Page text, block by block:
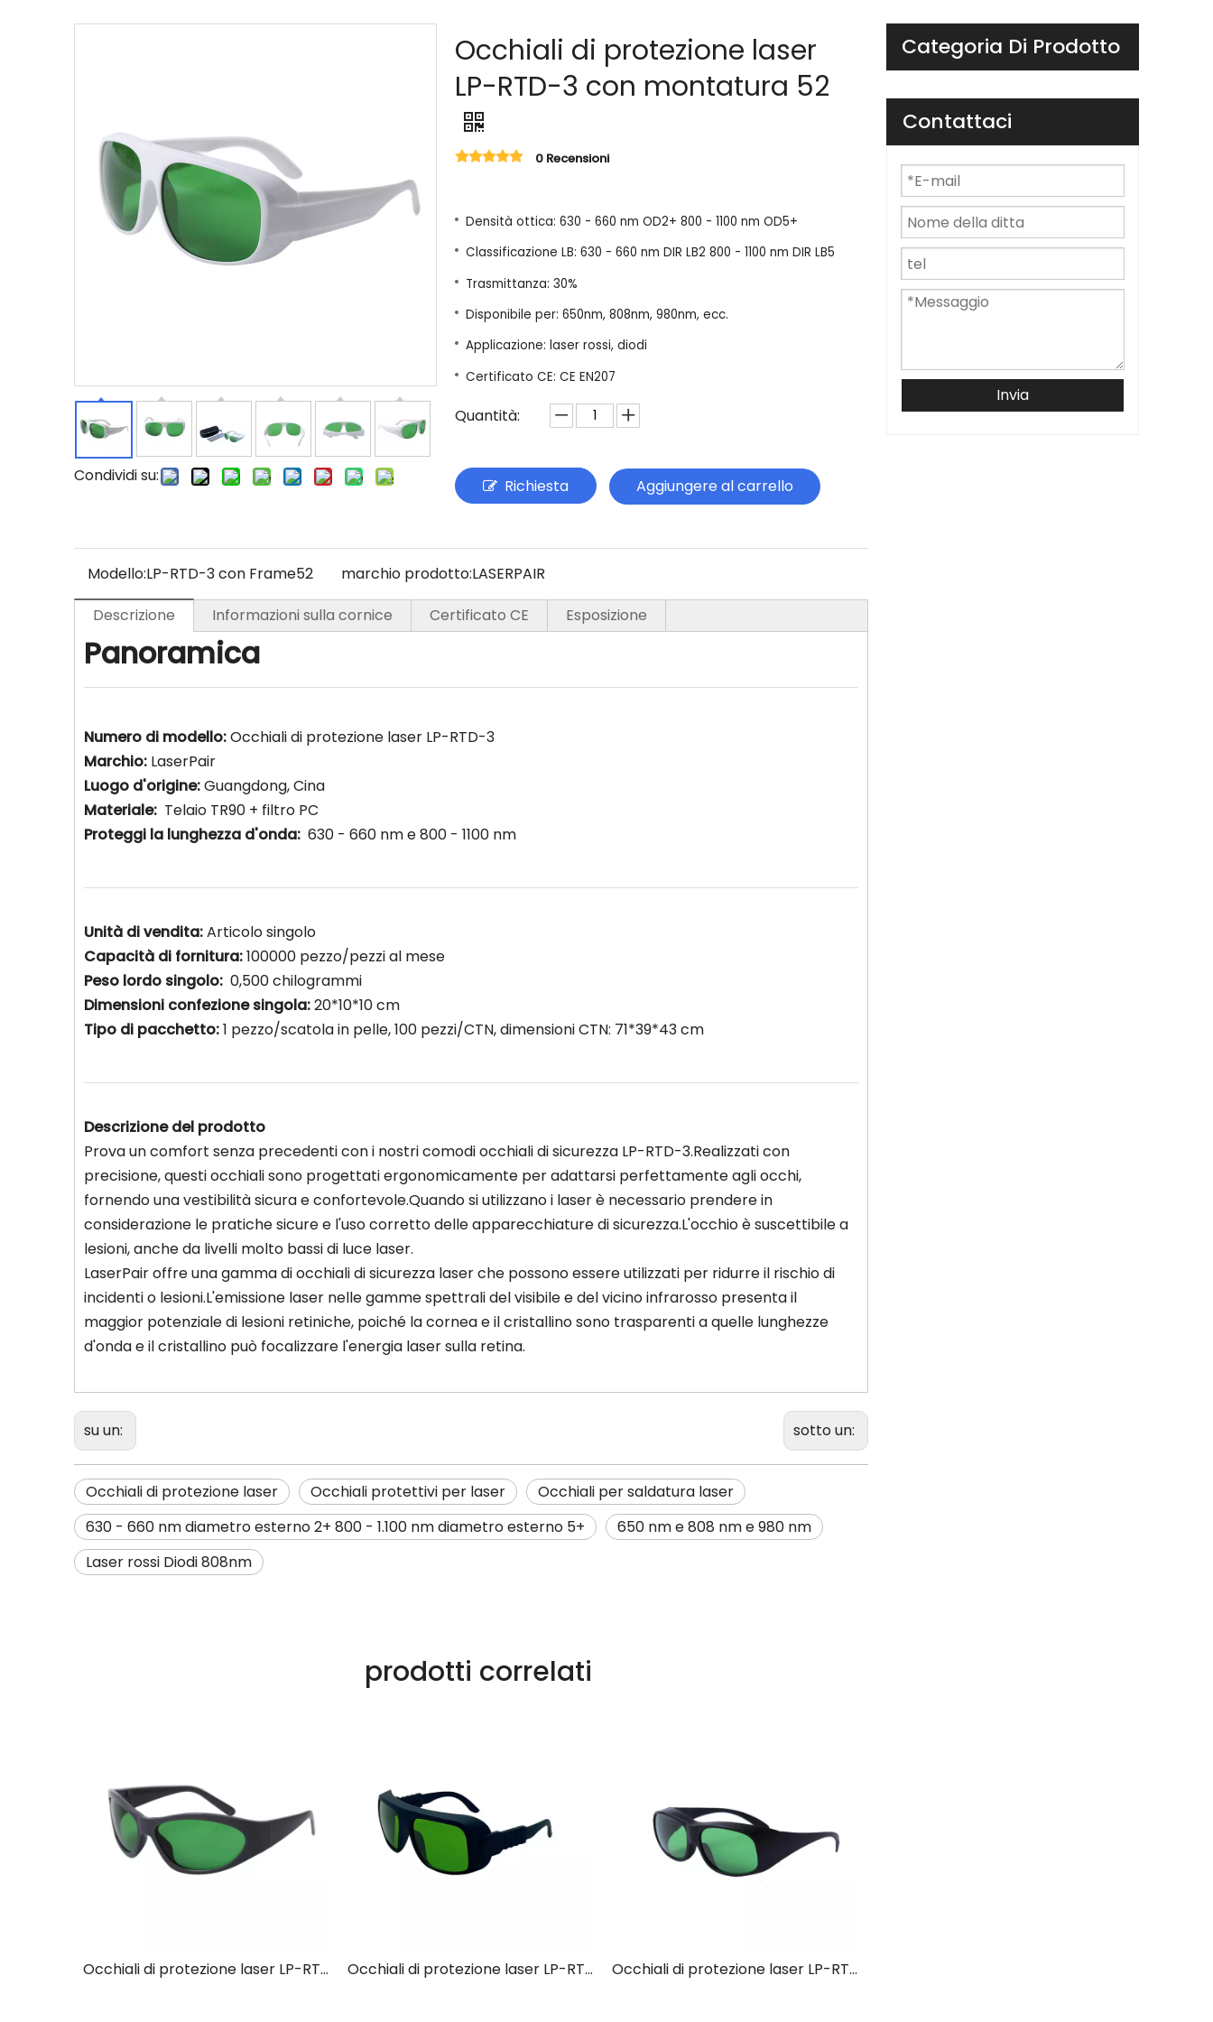
Condividi su:
Occhiali di protezione laser
LP-RTD-3 con montatura 52
0 Recensioni
Densità ottica: 630 - 660 nm OD2+ 800 - 1100 nm OD5+
Classificazione LB: 630 - 660 nm DIR LB2 800 - 1100 nm DIR LB5
Trasmittanza: 30%
Disponibile per: 650nm, 808nm, 980nm, ecc.
Applicazione: laser rossi, diodi
Certificato CE: CE EN207
Quantità:
Richiesta Aggiungere al carrello
Modello:LP-RTD-3 con Frame52 marchio prodotto:LASERPAIR
Descrizione
Informazioni sulla cornice Certificato CE Esposizione
Panoramica
Numero di modello:Occhiali di protezione laser LP-RTD-3
Marchio: LaserPair
Luogo d'origine:Guangdong, Cina
Materiale: Telaio TR90 + filtro PC
Proteggi la lunghezza d'onda: 630 - 660 nm e 800 - 1100 nm
Unità di vendita:Articolo singolo
Capacità di fornitura:100000 pezzo/pezzi al mese
Peso lordo singolo: 0,500 chilogrammi
Dimensioni confezione singola:20*10*10 cm
Tipo di pacchetto:1 pezzo/scatola in pelle, 100 pezzi/CTN, dimensioni CTN: 71*39*43 cm
Descrizione del prodotto
Prova un comfort senza precedenti con i nostri comodi occhiali di sicurezza LP-RTD-3.Realizzati con
precisione, questi occhiali sono progettati ergonomicamente per adattarsi perfettamente agli occhi,
fornendo una vestibilità sicura e confortevole.Quando si utilizzano i laser è necessario prendere in
considerazione le pratiche sicure e l'uso corretto delle apparecchiature di sicurezza.L'occhio è suscettibile a
lesioni, anche da livelli molto bassi di luce laser.
LaserPair offre una gamma di occhiali di sicurezza laser che possono essere utilizzati per ridurre il rischio di
incidenti o lesioni.L'emissione laser nelle gamme spettrali del visibile e del vicino infrarosso presenta il
maggior potenziale di lesioni retiniche, poiché la cornea e il cristallino sono trasparenti a quelle lunghezze
d'onda e il cristallino può focalizzare l'energia laser sulla retina.
su un: sotto un:
Occhiali di protezione laser Occhiali protettivi per laser
Occhiali per saldatura laser
630 - 660 nm diametro esterno 2+ 800 - 1.100 nm diametro esterno 5+
650 nm e 808 nm e 980 nm
Laser rossi Diodi 808nm
prodotti correlati
Occhiali di protezione laser LP-RTD-3 con montatura 55 Occhiali di protezione laser LP-RTD-3 con montatura 36 Occhiali di protezione laser LP-RTD-3 con montatura 33
Categoria Di Prodotto
Contattaci
Invia